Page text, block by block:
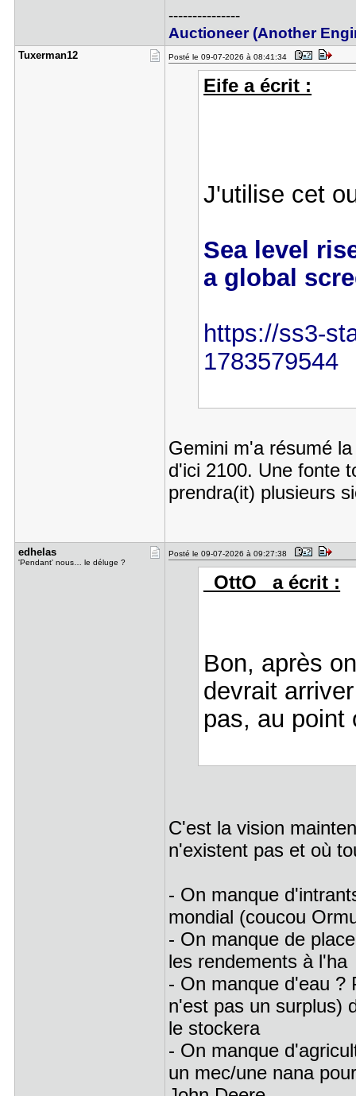
---------------
Auctioneer (Another
Tuxerman12 Posté le 09-07-2026 à 08:41:34
Eife a écrit :
J'utilise cet
Sea level
a global
https://ss3-
1783579544
Gemini m'a résumé
d'ici 2100. Une fonte
prendra(it) plusieurs
edhelas
'Pendant' nous… le déluge ?
Posté le 09-07-2026 à 09:27:38
_OttO_ a écrit :
Bon, après
devrait
pas, au
C'est la vision
n'existent pas et où
- On manque
mondial (coucou
- On manque de
les rendements à l'ha
- On manque d'eau ?
n'est pas un surplus)
le stockera
- On manque
un mec/une nana